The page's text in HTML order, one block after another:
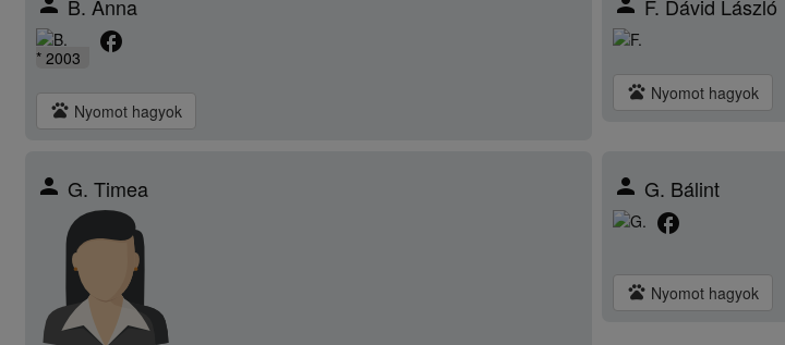
B. Anna
* 2003
facebook
pets Nyomot hagyok
F. Dávid László
pets Nyomot hagyok
person G. Timea person G. Bálint
facebook
pets Nyomot hagyok